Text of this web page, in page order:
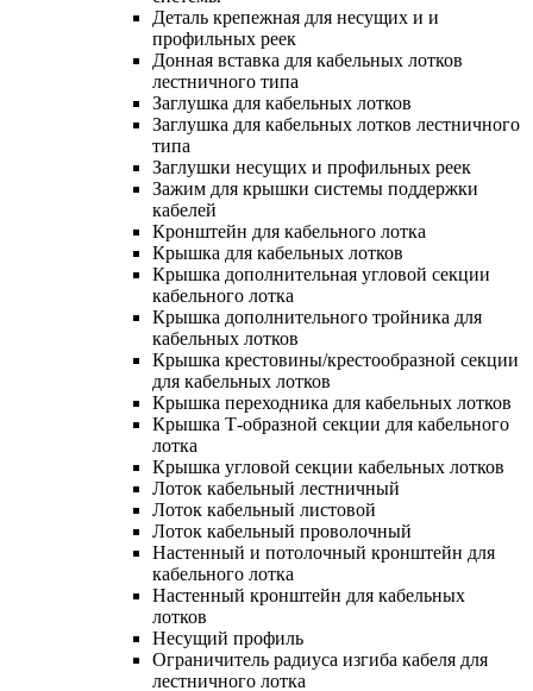
Деталь крепежная для несущих и и
профильных реек
Донная вставка для кабельных лотков
лестничного типа
Заглушка для кабельных лотков
Заглушка для кабельных лотков лестничного
типа
Заглушки несущих и профильных реек
Зажим для крышки системы поддержки
кабелей
Кронштейн для кабельного лотка
Крышка для кабельных лотков
Крышка дополнительная угловой секции
кабельного лотка
Крышка дополнительного тройника для
кабельных лотков
Крышка крестовины/крестообразной секции
для кабельных лотков
Крышка переходника для кабельных лотков
Крышка Т-образной секции для кабельного
лотка
Крышка угловой секции кабельных лотков
Лоток кабельный лестничный
Лоток кабельный листовой
Лоток кабельный проволочный
Настенный и потолочный кронштейн для
кабельного лотка
Настенный кронштейн для кабельных
лотков
Несущий профиль
Ограничитель радиуса изгиба кабеля для
лестничного лотка